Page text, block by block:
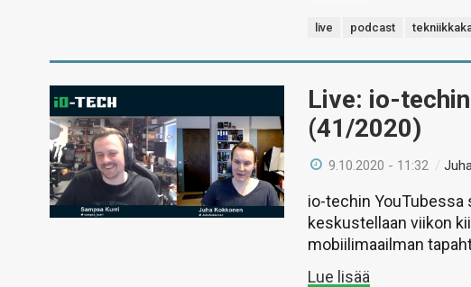
live podcast
Live: io-
(41/2020)
9.10.2020 - 11:32 /
io-techin
keskustellaan viikon
mobiilimaailman
Lue lisää